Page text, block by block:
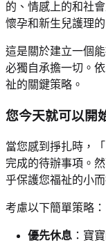
的、情感上的和社
懷孕和新生兒護理
這是關於建立一個
必獨自承擔一切。
祉的關鍵策略。
您今天就可以開
當您感到掙扎時，
完成的待辦事項。然
乎保護您福祉的小
考慮以下簡單策略：
優先休息 ：寶